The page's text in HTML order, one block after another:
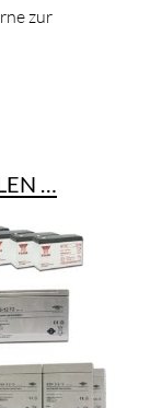
zur
…
für USV-